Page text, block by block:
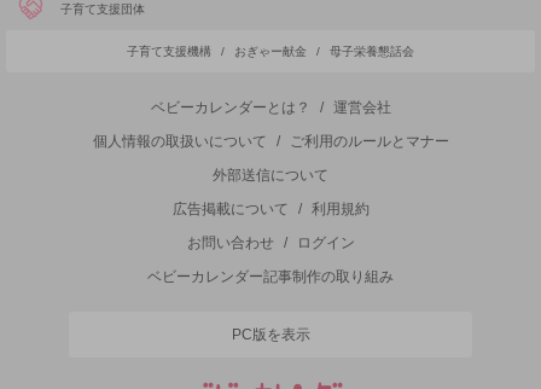
子育て支援団体
子育て支援機構 / おぎゃー献金 / 母子栄養懇話会
ベビーカレンダーとは？ /
運営会社
個人情報の取扱いについて
/
ご利用のルールとマナー
外部送信について
広告掲載について
/
利用規約
お問い合わせ
/
ログイン
ベビーカレンダー記事制作の取り組み
PC版を表示